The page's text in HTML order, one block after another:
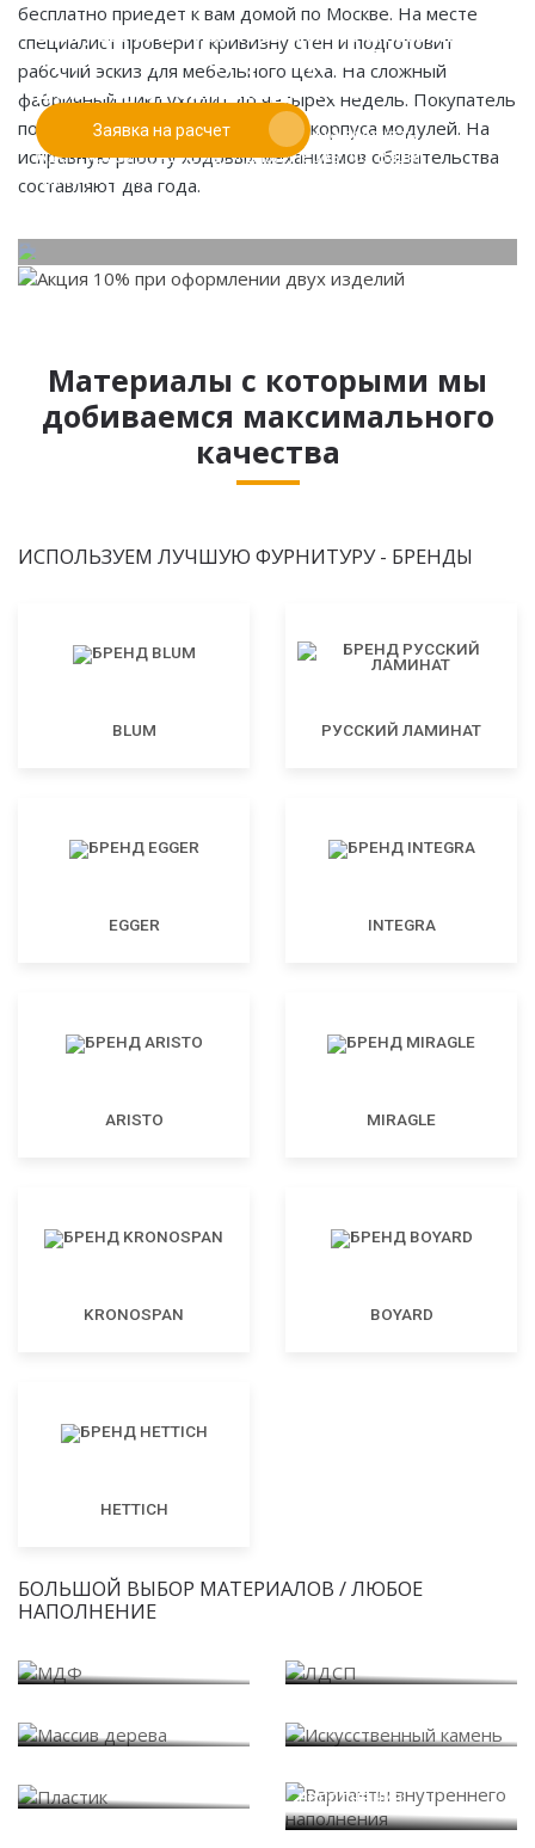
бесплатно приедет к вам домой по Москве. На месте
специалист проверит кривизну стен и подготовит
рабочий эскиз для мебельного цеха. На сложный
фабричный цикл уходит до четырех недель. Покупатель
получает заводскую гарантию на корпуса модулей. На
исправную работу ходовых механизмов обязательства
составляют два года.
Если у вас есть эскиз то вы можете отправить его
нам для предварительной оценки
Заявка на расчет
При заказе от двух изделий
действует скидка до 10%
Работаем только по индивидуальным проектам.
Адаптируем лучшие идеи дизайнеров под Ваши
потребности.
Материалы с которыми мы
добиваемся максимального
качества
ИСПОЛЬЗУЕМ ЛУЧШУЮ ФУРНИТУРУ - БРЕНДЫ
BLUM РУССКИЙ ЛАМИНАТ
EGGER INTEGRA
ARISTO MIRAGLE
KRONOSPAN BOYARD
HETTICH
БОЛЬШОЙ ВЫБОР МАТЕРИАЛОВ / ЛЮБОЕ
НАПОЛНЕНИЕ
наполнения